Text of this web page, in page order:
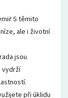
S těmito
ale i životní
jsou
při úklidu